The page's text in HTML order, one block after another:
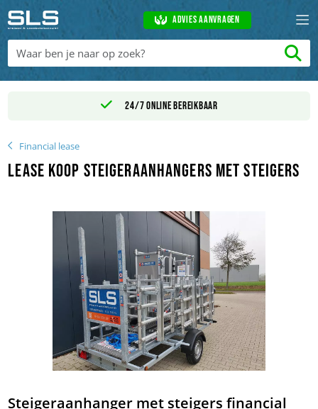
Advies aanvragen
24/7 online bereikbaar
Financial lease
Lease koop Steigeraanhangers met Steigers
Steigeraanhanger met steigers financial